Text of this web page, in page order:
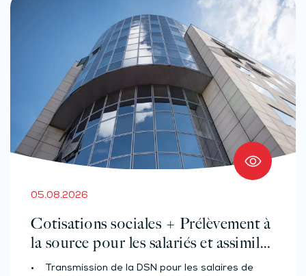
05.08.2026
Cotisations sociales + Prélèvement à
la source pour les salariés et assimilés
(effectif d’au moins 50 salariés)
• Transmission de la DSN pour les salaires de